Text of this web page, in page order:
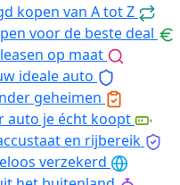
kopen van A tot Z
voor de beste deal
op maat
ideale auto
geheimen
auto je écht koopt
en rijbereik
verzekerd